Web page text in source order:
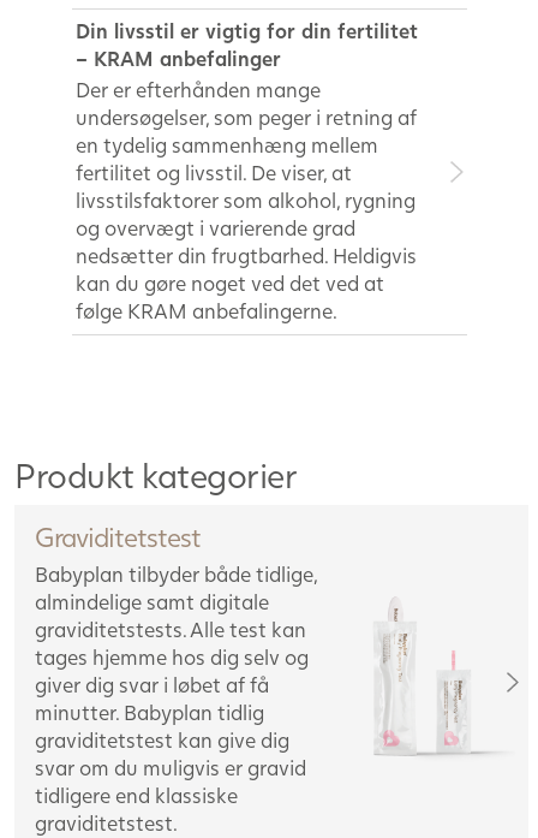
Din livsstil er vigtig for din fertilitet
– KRAM anbefalinger
Der er efterhånden mange
undersøgelser, som peger i retning af
en tydelig sammenhæng mellem
fertilitet og livsstil. De viser, at
livsstilsfaktorer som alkohol, rygning
og overvægt i varierende grad
nedsætter din frugtbarhed. Heldigvis
kan du gøre noget ved det ved at
følge KRAM anbefalingerne.
Produkt kategorier
Graviditetstest
Babyplan tilbyder både tidlige,
almindelige samt digitale
graviditetstests. Alle test kan
tages hjemme hos dig selv og
giver dig svar i løbet af få
minutter. Babyplan tidlig
graviditetstest kan give dig
svar om du muligvis er gravid
tidligere end klassiske
graviditetstest.